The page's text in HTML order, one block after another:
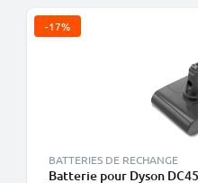
-17%
BATTERIES DE RECHANGE
Batterie pour Dyson